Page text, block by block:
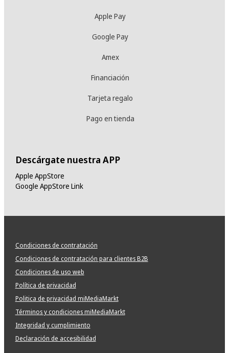
Apple Pay
Google Pay
Amex
Financiación
Tarjeta regalo
Pago en tienda
Descárgate nuestra APP
Apple AppStore
Google AppStore Link
Condiciones de contratación
Condiciones de contratación para clientes B2B
Condiciones de uso web
Política de privacidad
Politica de privacidad miMediaMarkt
Términos y condiciones miMediaMarkt
Integridad y cumplimiento
Declaración de accesibilidad